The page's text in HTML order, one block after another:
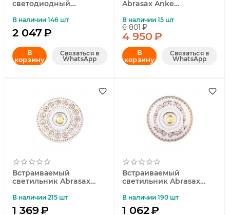
светодиодный
Nora W00783/6W
В наличии 146 шт
2 047₽
В
корзину
Связаться в
WhatsApp
Abrasax Anke
В наличии 15 шт
6 801₽
4 950₽
В
корзину
Связаться в
WhatsApp
Встраиваемый
светильник Abrasax
В наличии 215 шт
1 369₽
Встраиваемый
светильник Abrasax
В наличии 190 шт
1 062₽